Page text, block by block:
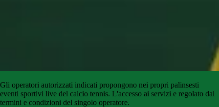
Gli operatori autorizzati indicati propongono nei propri palinsesti
eventi sportivi live del calcio tennis. L'accesso ai servizi e regolato dai
termini e condizioni del singolo operatore.